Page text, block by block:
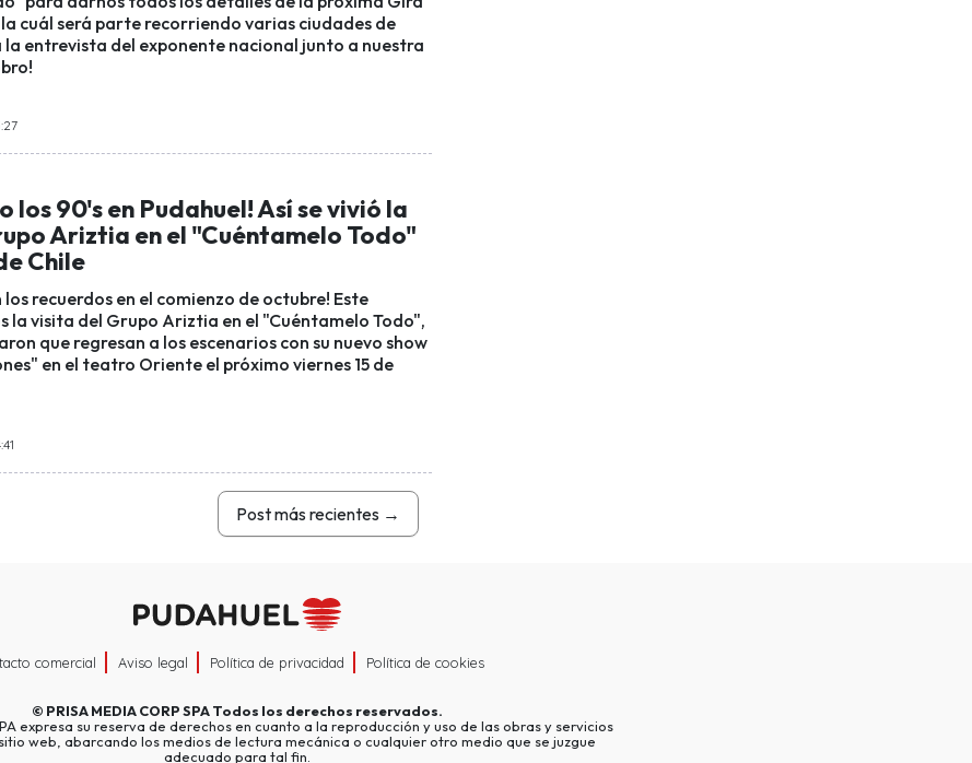
cuál será parte recorriendo varias ciudades de
la entrevista del exponente nacional junto a nuestra
los 90's en Pudahuel! Así se vivió la
Ariztia en el "Cuéntamelo Todo"
Chile
los recuerdos en el comienzo de octubre! Este
la visita del Grupo Ariztia en el "Cuéntamelo Todo",
que regresan a los escenarios con su nuevo show
en el teatro Oriente el próximo viernes 15 de
Post más recientes →
comercial Aviso legal Política de privacidad Política de cookies
© PRISA MEDIA CORP SPATodos los derechos reservados.
expresa su reserva de derechos en cuanto a la reproducción y uso de las obras y servicios
web, abarcando los medios de lectura mecánica o cualquier otro medio que se juzgue
adecuado para tal fin.